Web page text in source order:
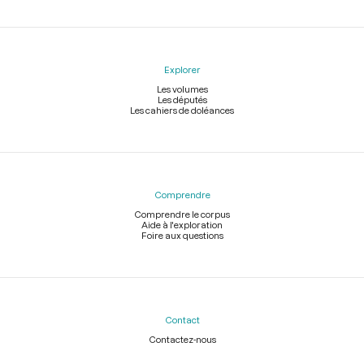
Explorer
Les volumes
Les députés
Les cahiers de doléances
Comprendre
Comprendre le corpus
Aide à l'exploration
Foire aux questions
Contact
Contactez-nous